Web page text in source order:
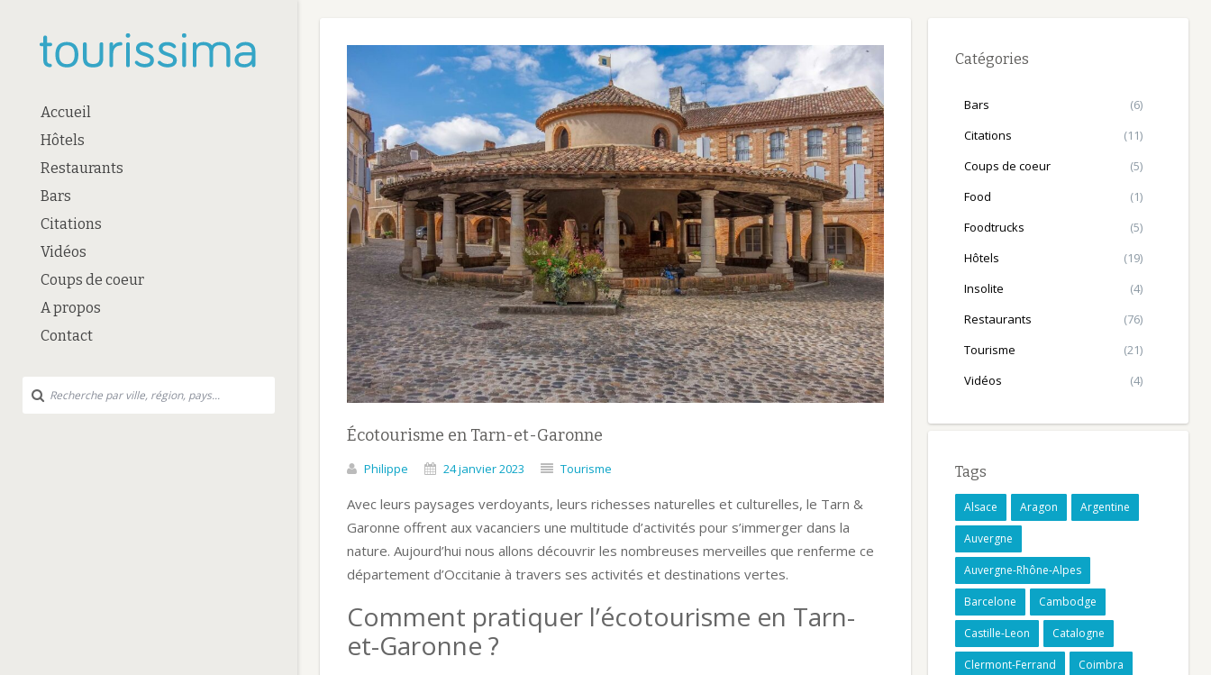
Accueil
Hôtels
Restaurants
Bars
Citations
Vidéos
Coups de coeur
A propos
Contact
Écotourisme en Tarn-et-Garonne
Philippe 24 janvier 2023 Tourisme
Avec leurs paysages verdoyants, leurs richesses naturelles et culturelles, le Tarn &
Garonne offrent aux vacanciers une multitude d’activités pour s’immerger dans la
nature. Aujourd’hui nous allons découvrir les nombreuses merveilles que renferme ce
département d’Occitanie à travers ses activités et destinations vertes.
Comment pratiquer l’écotourisme en Tarn-
et-Garonne ?
Catégories
Bars
(6)
Citations
(11)
Coups de coeur
(5)
Food
(1)
Foodtrucks
(5)
Hôtels
(19)
Insolite
(4)
Restaurants
(76)
Tourisme
(21)
Vidéos
(4)
Tags
Alsace Aragon Argentine
Auvergne
Auvergne-Rhône-Alpes
Barcelone Cambodge
Castille-Leon Catalogne
Clermont-Ferrand Coimbra